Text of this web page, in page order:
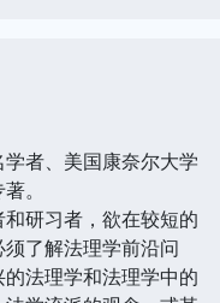
者、美国康奈尔大学
。
研习者，欲在较短的
了解法理学前沿问
法理学和法理学中的